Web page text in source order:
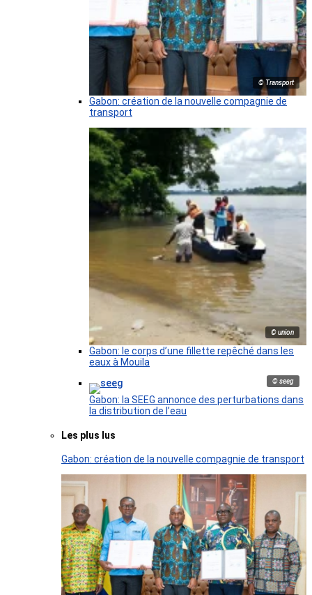
© Transport
Gabon: création de la nouvelle compagnie de
transport
© union
Gabon: le corps d’une fillette repêché dans les
eaux à Mouila
© seeg
Gabon: la SEEG annonce des perturbations dans
la distribution de l’eau
Les plus lus
Gabon: création de la nouvelle compagnie de transport